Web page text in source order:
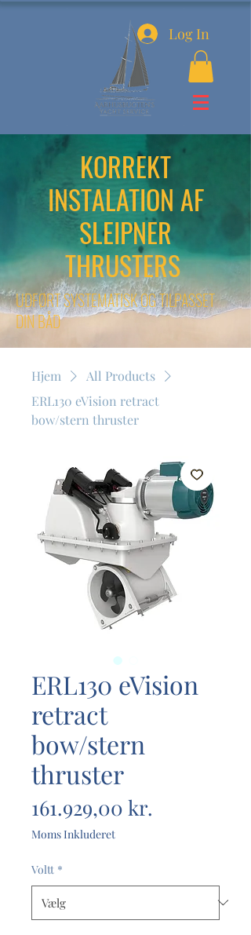
Log In
KORREKT
INSTALATION AF
SLEIPNER
THRUSTERS
UDFØRT SYSTEMATISK OG TILPASSET
DIN BÅD
Hjem
All Products
ERL130 eVision retract
bow/stern thruster
ERL130 eVision
retract
bow/stern
thruster
161.929,00 kr.
Moms Inkluderet
Voltt *